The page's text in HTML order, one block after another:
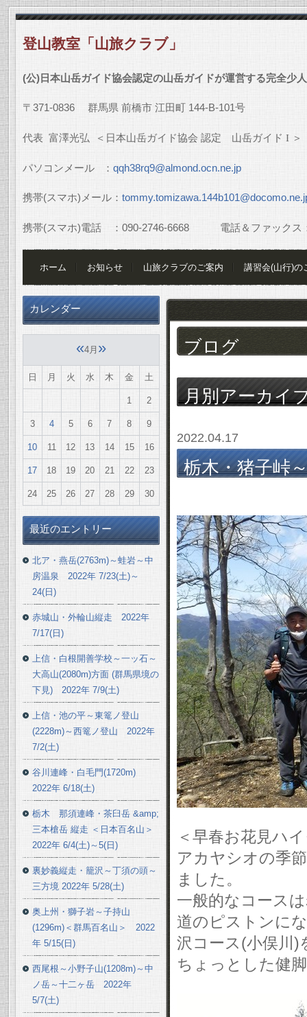
登山教室「山旅クラブ」
(公)日本山岳ガイド協会認定の山岳ガイドが運営する完全少
〒 371-0836 群馬県 前橋市 江田町 144-B-101号
代表 富澤光弘 ＜日本山岳ガイド協会 認定 山岳ガイド I ＞
パソコンメール ： qqh38rq9@almond.ocn.ne.jp
携帯(スマホ)メール：
携帯(スマホ)電話 ： 090-2746-6668電話＆ファックス
ホーム お知らせ 山旅クラブのご案内 講習会(山行)の
ブログ
月別アーカイ
2022.04.17
栃木・猪子峠
＜早春お花見ハ
アカヤシオの季
ました。
一般的なコース
道のピストンに
沢コース(小俣川)
ちょっとした健
カレンダー
«4月 »
日 月 火 水 木 金 土
1 2
3 4 5 6 7 8 9
10 11 12 13 14 15 16
17 18 19 20 21 22 23
24 25 26 27 28 29 30
最近のエントリー
北ア・燕岳(2763m)～蛙岩～中
房温泉 2022年 7/23(土)～
24(日)
赤城山・外輪山縦走 2022年
7/17(日)
上信・白根開善学校～一ッ石～
大高山(2080m)方面 (群馬県境の
下見) 2022年 7/9(土)
上信・池の平～東篭ノ登山
(2228m)～西篭ノ登山 2022年
7/2(土)
谷川連峰・白毛門(1720m)
2022年 6/18(土)
栃木 那須連峰・茶臼岳 &amp;
三本槍岳 縦走 ＜日本百名山＞
2022年 6/4(土)～5(日)
裏妙義縦走・籠沢～丁須の頭～
三方境 2022年 5/28(土)
奥上州・獅子岩～子持山
(1296m)＜群馬百名山＞ 2022
年 5/15(日)
西尾根～小野子山(1208m)～中
ノ岳～十二ヶ岳 2022年
5/7(土)